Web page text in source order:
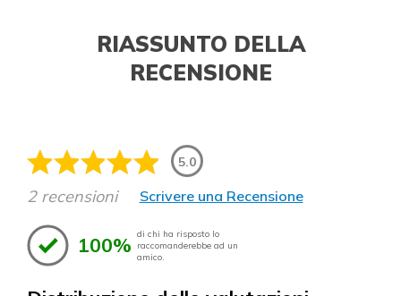
RIASSUNTO DELLA
RECENSIONE
5.0
2 recensioni Scrivere una Recensione
100% di chi ha risposto lo
raccomanderebbe ad un
amico.